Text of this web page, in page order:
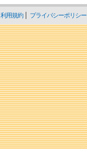
利用規約 プライバシーポリシー